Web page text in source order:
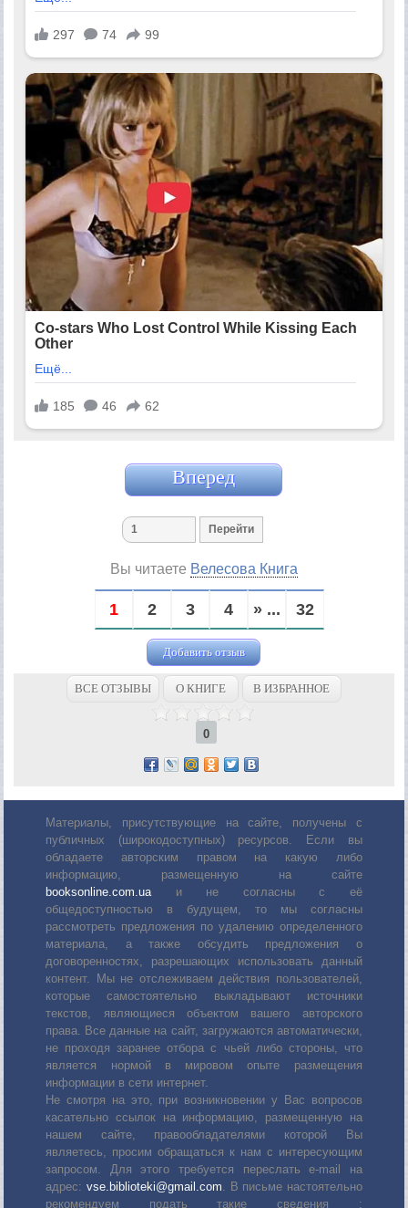
Вперед
Вы читаете Велесова Книга
1 2 3 4 » ... 32
Добавить отзыв
ВСЕ ОТЗЫВЫ О КНИГЕ В ИЗБРАННОЕ
0
Материалы, присутствующие на сайте, получены с
публичных (широкодоступных) ресурсов. Если вы
обладаете авторским правом на какую либо
информацию, размещенную на сайте
booksonline.com.ua и не согласны с её
общедоступностью в будущем, то мы согласны
рассмотреть предложения по удалению определенного
материала, а также обсудить предложения о
договоренностях, разрешающих использовать данный
контент. Мы не отслеживаем действия пользователей,
которые самостоятельно выкладывают источники
текстов, являющиеся объектом вашего авторского
права. Все данные на сайт, загружаются автоматически,
не проходя заранее отбора с чьей либо стороны, что
является нормой в мировом опыте размещения
информации в сети интернет.
Не смотря на это, при возникновении у Вас вопросов
касательно ссылок на информацию, размещенную на
нашем сайте, правообладателями которой Вы
являетесь, просим обращаться к нам с интересующим
запросом. Для этого требуется переслать е-mail на
адрес: vse.biblioteki@gmail.com . В письме настоятельно
рекомендуем подать такие сведения :